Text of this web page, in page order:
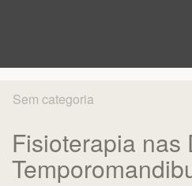
Sem categoria
Fisioterapia nas